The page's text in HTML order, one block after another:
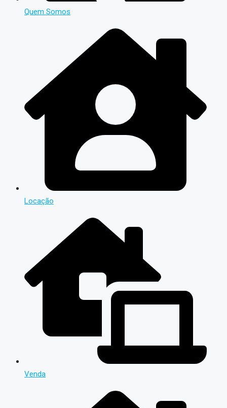
Quem Somos
Locação
Venda